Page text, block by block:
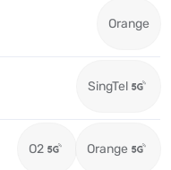
Orange
SingTel
O2 Orange